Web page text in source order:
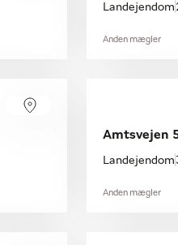
Landejendom
Anden mægler
Amtsvejen
Landejendom
Anden mægler